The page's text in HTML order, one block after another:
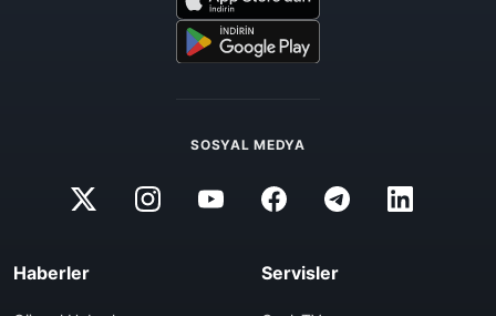
SOSYAL MEDYA
Haberler Servisler